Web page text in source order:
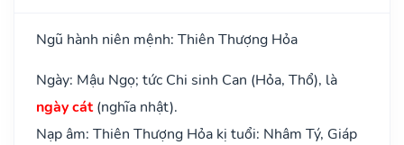
Ngũ hành niên mệnh: Thiên Thượng Hỏa
Ngày: Mậu Ngọ; tức Chi sinh Can (Hỏa, Thổ), là
ngày cát(nghĩa nhật).
Nạp âm: Thiên Thượng Hỏa kị tuổi: Nhâm Tý, Giáp